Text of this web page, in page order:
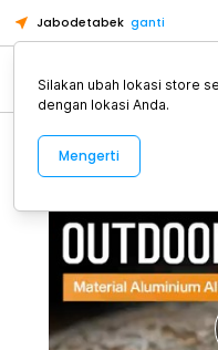
Jabodetabek ganti
Alat Kopi
Silakan ubah lokasi store
dengan lokasi Anda.
Mengerti